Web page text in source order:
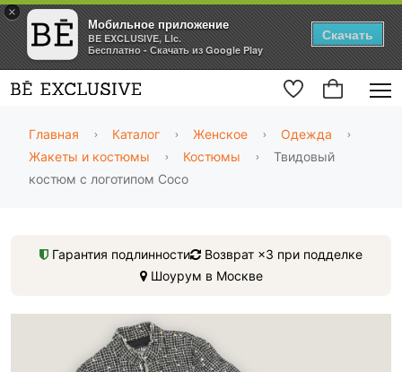
×
Мобильное приложение
BE EXCLUSIVE, Llc.
Бесплатно - Скачать из Google Play
Скачать
Главная Каталог Женское
Одежда
Жакеты и костюмы
Костюмы
Твидовый
костюм с логотипом Coco
Гарантия подлинности
Возврат ×3 при подделке
Шоурум в Москве